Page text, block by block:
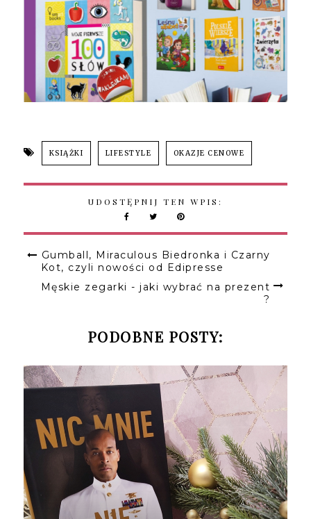
KSIĄŻKI LIFESTYLE OKAZJE CENOWE
UDOSTĘPNIJ TEN WPIS:
Gumball, Miraculous Biedronka i Czarny
Kot, czyli nowości od Edipresse
Męskie zegarki - jaki wybrać na prezent
?
PODOBNE POSTY: